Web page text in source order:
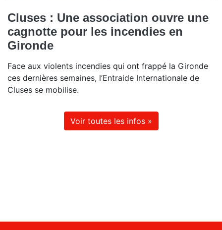
Cluses : Une association ouvre une
cagnotte pour les incendies en
Gironde
Face aux violents incendies qui ont frappé la Gironde
ces dernières semaines, l’Entraide Internationale de
Cluses se mobilise.
Voir toutes les infos »